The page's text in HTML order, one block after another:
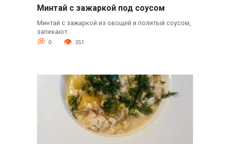
Минтай с зажаркой под соусом
Минтай с зажаркой из овощей и политый соусом,
запекают
0 351